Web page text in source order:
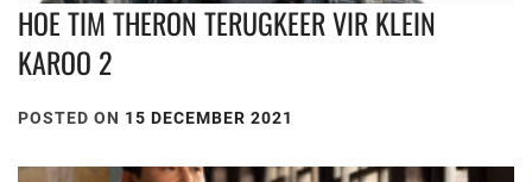
HOE TIM THERON TERUGKEER VIR KLEIN
KAROO 2
POSTED ON 15 DECEMBER 2021